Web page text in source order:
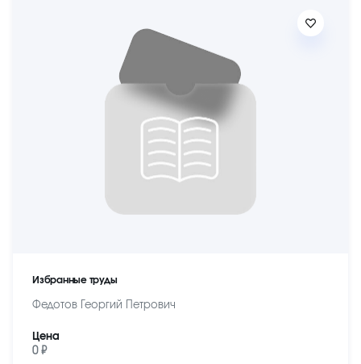
Избранные труды
Федотов Георгий Петрович
Цена
0 ₽